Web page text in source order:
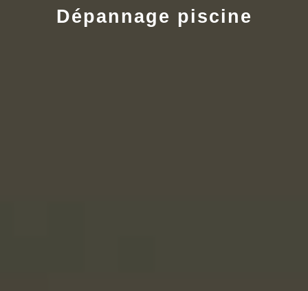
Dépannage piscine